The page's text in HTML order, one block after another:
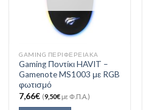
GAMING ΠΕΡΙΦΕΡΕΙΑΚΑ
Gaming Ποντίκι HAVIT –
Gamenote MS1003 με RGB
φωτισμό
7,66€ (9,50€με Φ.Π.Α.)